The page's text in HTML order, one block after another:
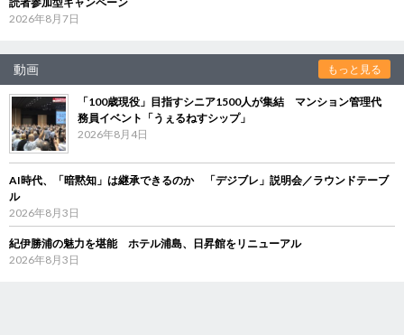
2026年8月7日
動画 もっと見る
「100歳現役」目指すシニア1500人が集結 マンション管理代
務員イベント「うぇるねすシップ」
2026年8月4日
AI時代、「暗黙知」は継承できるのか 「デジブレ」説明会／ラウンドテーブ
ル
2026年8月3日
紀伊勝浦の魅力を堪能 ホテル浦島、日昇館をリニューアル
2026年8月3日